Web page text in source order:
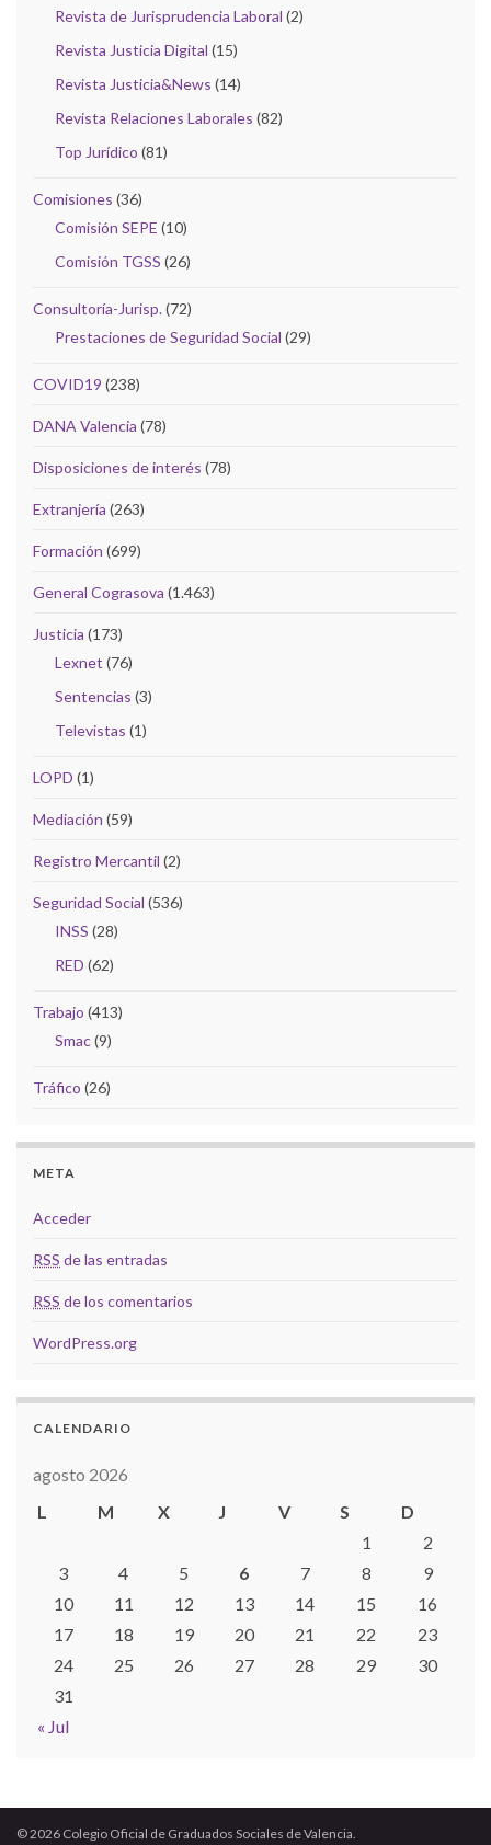
Revista de Jurisprudencia Laboral (2)
Revista Justicia Digital (15)
Revista Justicia&News (14)
Revista Relaciones Laborales (82)
Top Jurídico (81)
Comisiones (36)
Comisión SEPE (10)
Comisión TGSS (26)
Consultoría-Jurisp.(72)
Prestaciones de Seguridad Social (29)
COVID19 (238)
DANA Valencia (78)
Disposiciones de interés (78)
Extranjería (263)
Formación (699)
General Cograsova (1.463)
Justicia (173)
Lexnet (76)
Sentencias (3)
Televistas (1)
LOPD (1)
Mediación (59)
Registro Mercantil (2)
Seguridad Social (536)
INSS (28)
RED (62)
Trabajo (413)
Smac(9)
Tráfico (26)
META
Acceder
RSS de las entradas
RSS de los comentarios
WordPress.org
CALENDARIO
agosto 2026
L
M X J V S D
« Jul
1
2
3
4 5 6 7 8
9
10
11 12 13 14 15
16
17
18 19 20 21 22
23
24
25 26 27 28 29
30
31
© 2026 Colegio Oficial de Graduados Sociales de Valencia.